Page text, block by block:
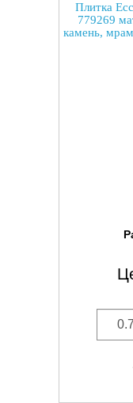
Плитка
779269
камень,